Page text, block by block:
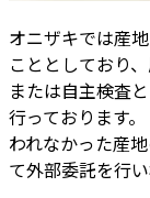
オニザキでは産
こととしており
または自主検査
行っております
われなかった産
て外部委託を行